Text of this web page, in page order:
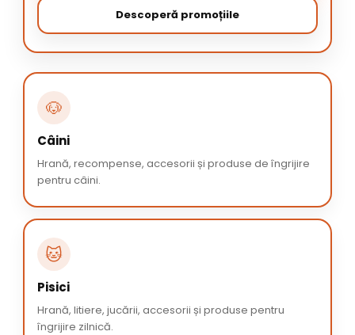
Descoperă promoțiile
🐶
Câini
Hrană, recompense, accesorii și produse de îngrijire
pentru câini.
🐱
Pisici
Hrană, litiere, jucării, accesorii și produse pentru
îngrijire zilnică.